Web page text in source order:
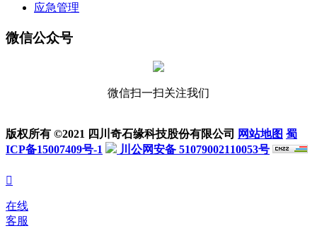
应急管理
微信公众号
微信扫一扫关注我们
版权所有 ©2021 四川奇石缘科技股份有限公司 网站地图 蜀
ICP备15007409号-1
川公网安备 51079002110053号

在线
客服